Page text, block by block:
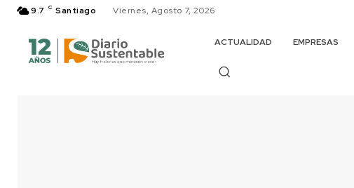
9.7 C Santiago Viernes, Agosto 7, 2026
ACTUALIDAD EMPRESAS